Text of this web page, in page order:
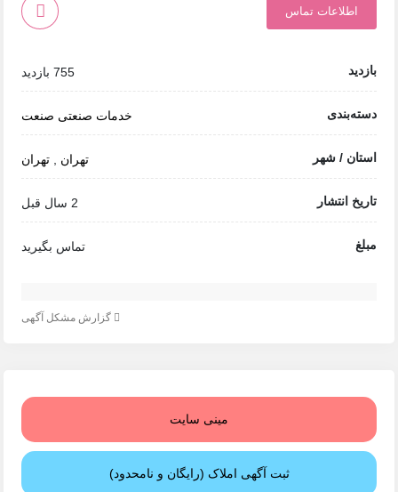
اطلاعات تماس
بازدید 755 بازدید
دسته‌بندی خدمات صنعتی صنعت
استان / شهر تهران تهران
تاریخ انتشار 2 سال قبل
مبلغ تماس بگیرید
گزارش مشکل آگهی
مینی سایت
ثبت آگهی املاک (رایگان و نامحدود)